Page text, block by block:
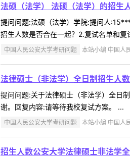
法硕（法学） 法硕（法学）的招生
提问问题:法硕（法学）学院:提问人
招生人数是否合在一起？2.复试名单和
中国人民公安大学考研问题 本站小编 中国人
法律硕士（非法学）全日制招生人
提问问题:关于法律硕士（非法学）全日
谢。回复内容:请等待我校复试方案。 ...
中国人民公安大学考研问题 本站小编 中国人
招生人数公安大学法律硕士非法学